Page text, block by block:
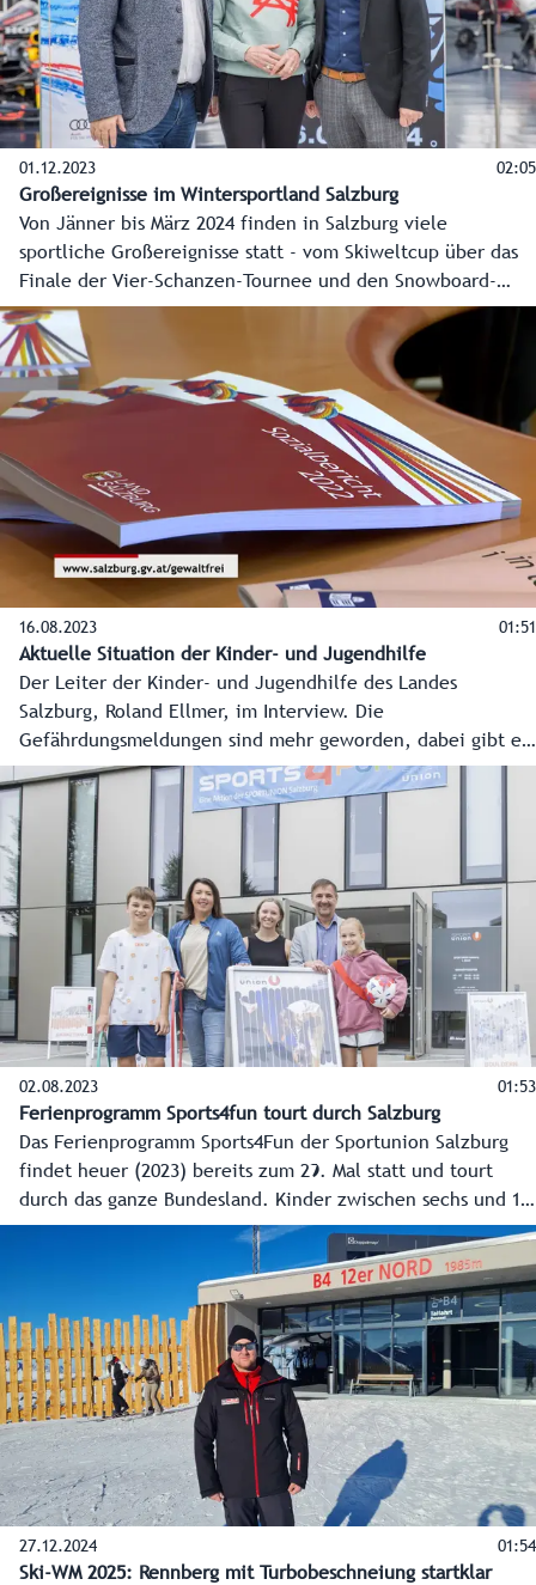
01.12.2023 02:05
Großereignisse im Wintersportland Salzburg
Von Jänner bis März 2024 finden in Salzburg viele
sportliche Großereignisse statt - vom Skiweltcup über das
Finale der Vier-Schanzen-Tournee und den Snowboard-
Weltcup in Bad Gastein bis hin zum Ski-Weltcupfinale in
Saalbach-Hinterglemm. Das macht Salzburg zum
Wintersportland.
16.08.2023 01:51
Aktuelle Situation der Kinder- und Jugendhilfe
Der Leiter der Kinder- und Jugendhilfe des Landes
Salzburg, Roland Ellmer, im Interview. Die
Gefährdungsmeldungen sind mehr geworden, dabei gibt es
auf allen Ebenen niederschwellige Hilfe in allen Bezirken -
schon bevor ein Problem entsteht.
02.08.2023 01:53
Ferienprogramm Sports4fun tourt durch Salzburg
Das Ferienprogramm Sports4Fun der Sportunion Salzburg
findet heuer (2023) bereits zum 29. Mal statt und tourt
durch das ganze Bundesland. Kinder zwischen sechs und 16
Jahren können dabei verschiedenste Sportarten
kennenlernen und sich einfach ausprobieren.
Sportlandesrat Martin Zauner hat sich die Gelegenheit,
beim Tourhalt im Sportzentrum Mitte vorbeizuschauen,
natürlich nicht nehmen lassen.
27.12.2024 01:54
Ski-WM 2025: Rennberg mit Turbobeschneiung startklar